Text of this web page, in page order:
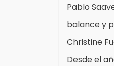
Pablo
balance y
Christine
Desde el